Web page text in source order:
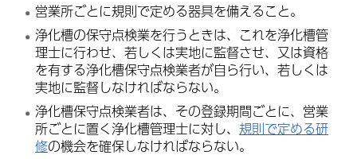
営業所ごとに規則で定める器具を備えること。
浄化槽の保守点検業を行うときは、これを浄化槽管
理士に行わせ、若しくは実地に監督させ、又は資格
を有する浄化槽保守点検業者が自ら行い、若しくは
実地に監督しなければならない。
浄化槽保守点検業者は、その登録期間ごとに、営業
所ごとに置く浄化槽管理士に対し、規則で定める研
修の機会を確保しなければならない。